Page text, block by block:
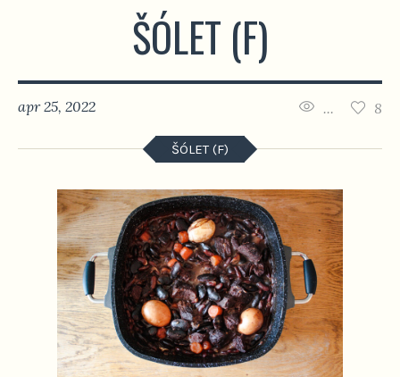
ŠÓLET (F)
apr 25, 2022 8
...
ŠÓLET (F)